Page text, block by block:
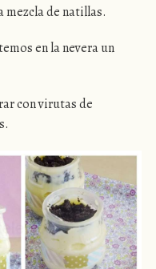
de natillas.
en la nevera un
con virutas de